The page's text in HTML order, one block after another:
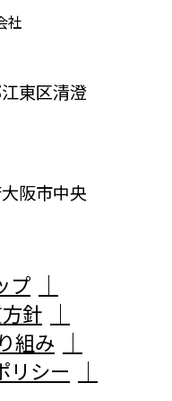
東区清澄
阪市中央
プ
針
組み
リシー